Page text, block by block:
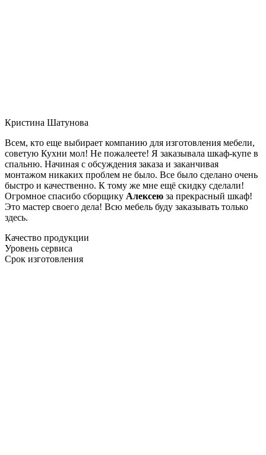
Кристина Шатунова
Всем, кто еще выбирает компанию для изготовления мебели,
советую Кухни мол! Не пожалеете! Я заказывала шкаф-купе в
спальню. Начиная с обсуждения заказа и заканчивая
монтажом никаких проблем не было. Все было сделано очень
быстро и качественно. К тому же мне ещё скидку сделали!
Огромное спасибо сборщику Алексею за прекрасный шкаф!
Это мастер своего дела! Всю мебель буду заказывать только
здесь.
Качество продукции
Уровень сервиса
Срок изготовления